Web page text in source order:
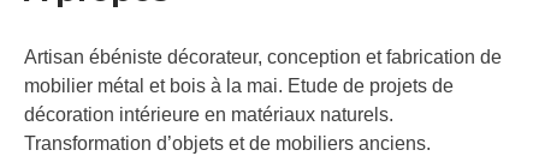
Artisan ébéniste décorateur, conception et fabrication de
mobilier métal et bois à la mai. Etude de projets de
décoration intérieure en matériaux naturels.
Transformation d’objets et de mobiliers anciens.